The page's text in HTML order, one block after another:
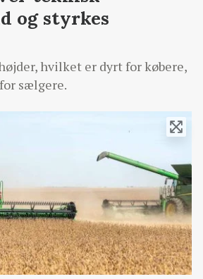
og styrkes
hvilket er dyrt for købere,
sælgere.